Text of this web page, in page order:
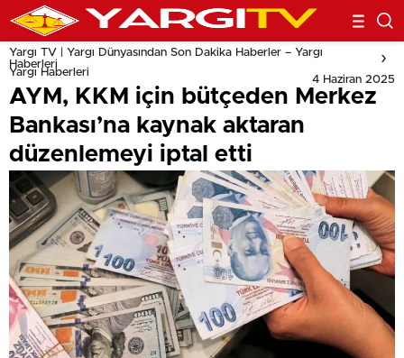
Yargı TV | Yargı Dünyasından Son Dakika Haberler – Yargı
Haberleri
Yargı Haberleri
4 Haziran 2025
AYM, KKM için bütçeden Merkez
Bankası’na kaynak aktaran
düzenlemeyi iptal etti